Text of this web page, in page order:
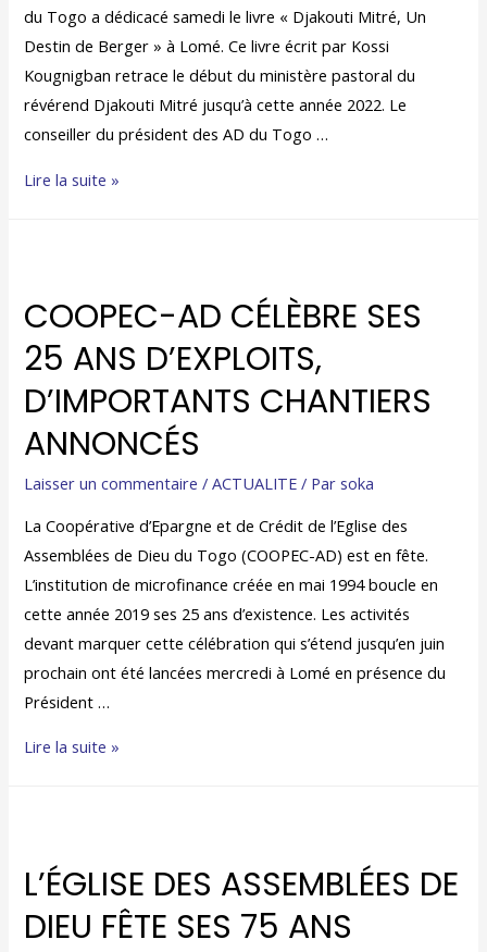
du Togo a dédicacé samedi le livre « Djakouti Mitré, Un
Destin de Berger » à Lomé. Ce livre écrit par Kossi
Kougnigban retrace le début du ministère pastoral du
révérend Djakouti Mitré jusqu’à cette année 2022. Le
conseiller du président des AD du Togo …
Lire la suite »
COOPEC-AD CÉLÈBRE SES
25 ANS D’EXPLOITS,
D’IMPORTANTS CHANTIERS
ANNONCÉS
Laisser un commentaire /ACTUALITE / Parsoka
La Coopérative d’Epargne et de Crédit de l’Eglise des
Assemblées de Dieu du Togo (COOPEC-AD) est en fête.
L’institution de microfinance créée en mai 1994 boucle en
cette année 2019 ses 25 ans d’existence. Les activités
devant marquer cette célébration qui s’étend jusqu’en juin
prochain ont été lancées mercredi à Lomé en présence du
Président …
Lire la suite »
L’ÉGLISE DES ASSEMBLÉES DE
DIEU FÊTE SES 75 ANS